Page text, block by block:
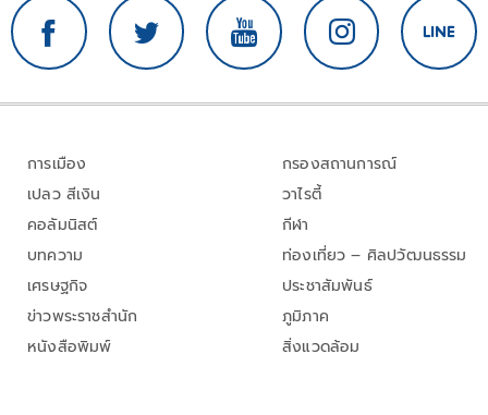
การเมือง
เปลว สีเงิน
คอลัมนิสต์
บทความ
เศรษฐกิจ
ข่าวพระราชสำนัก
หนังสือพิมพ์
กรองสถานการณ์
วาไรตี้
กีฬา
ท่องเที่ยว – ศิลปวัฒนธรรม
ประชาสัมพันธ์
ภูมิภาค
สิ่งแวดล้อม